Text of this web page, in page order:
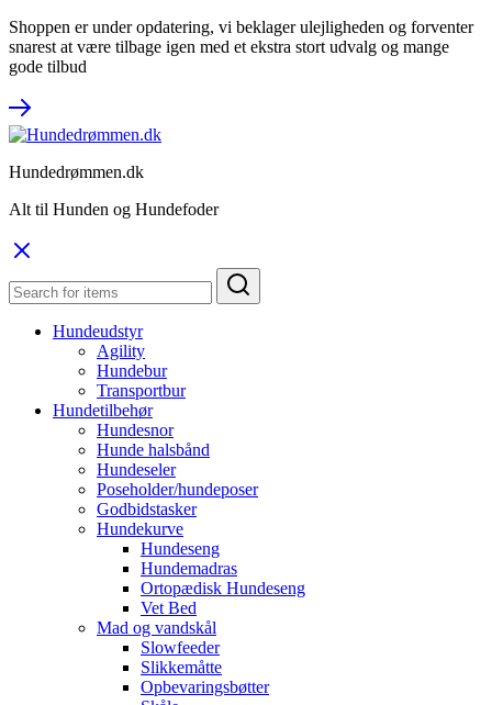
Shoppen er under opdatering, vi beklager ulejligheden og forventer
snarest at være tilbage igen med et ekstra stort udvalg og mange
gode tilbud
Hundedrømmen.dk
Alt til Hunden og Hundefoder
Hundeudstyr
Agility
Hundebur
Transportbur
Hundetilbehør
Hundesnor
Hunde halsbånd
Hundeseler
Poseholder/hundeposer
Godbidstasker
Hundekurve
Hundeseng
Hundemadras
Ortopædisk Hundeseng
Vet Bed
Mad og vandskål
Slowfeeder
Slikkemåtte
Opbevaringsbøtter